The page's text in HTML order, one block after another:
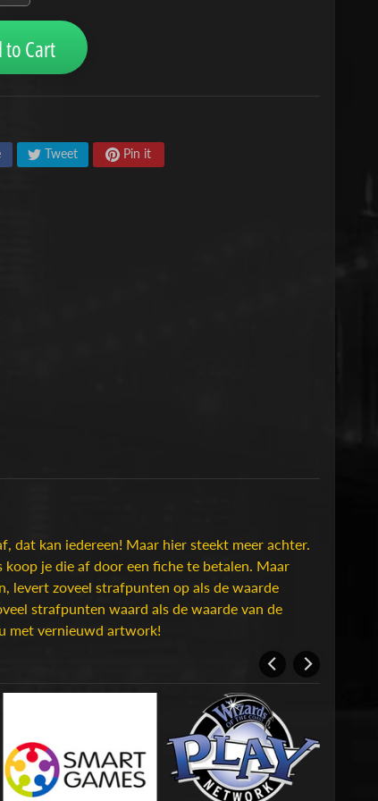
to Cart
Tweet Pin it
dat kan iedereen! Maar hier steekt meer achter.
je die af door een fiche te betalen. Maar
levert zoveel strafpunten op als de waarde
strafpunten waard als de waarde van de
met vernieuwd artwork!